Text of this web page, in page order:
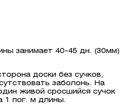
занимает 40-45 дн. (30мм)
доски без сучков,
заболонь. На
живой сросшийся сучок
1 пог. м длины.